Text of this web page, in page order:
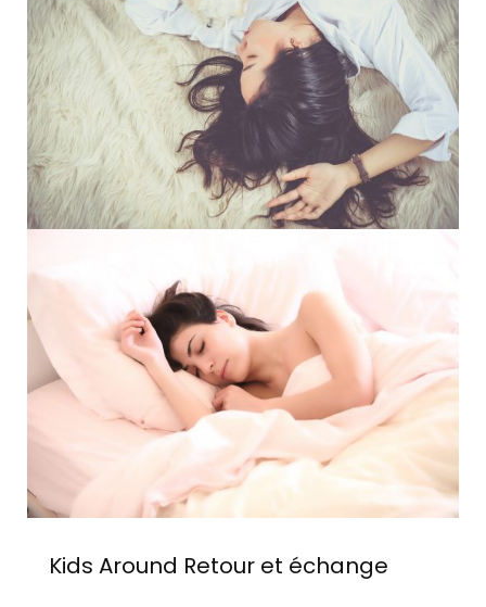
Kids Around Retour et échange